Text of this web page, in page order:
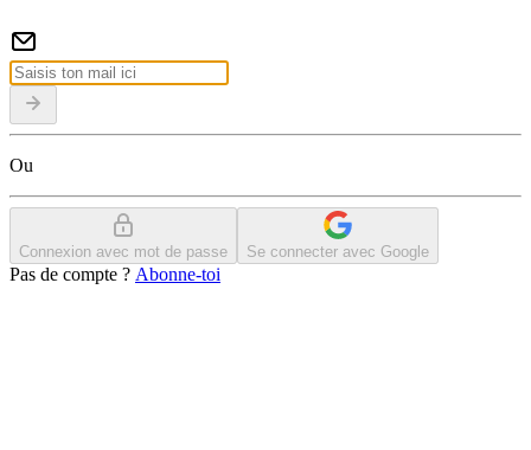
Ou
Connexion avec mot de passe Se connecter avec Google
Pas de compte ? Abonne-toi